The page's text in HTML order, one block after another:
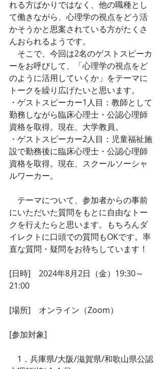
れる方ばかりではなく、他の職種とし
て働きながら、心理学の視点をどう活
かそうかと思案されている方がたくさ
んおられるようです。
そこで、今回は2名のゲストスピーカ
ーをお呼びして、「心理学の視点をど
のように活用していくか」をテーマに
トークを繰り広げたいと思います。
・ゲストスピーカー1人目：教師として
勤務しながら臨床心理士・公認心理師
資格を取得。現在、大学教員。
・ゲストスピーカー2人目：児童福祉施
設で勤務後に臨床心理士・公認心理師
資格を取得。現在、スクールソーシャ
ルワーカー。
テーマについて、参加者からの事前
にいただいた質問をもとに自由なトー
クを行えたらと思います。もちろんダ
イレクトに口頭での質問もOKです。率
直な質問・疑問をお待ちしています！
[日時]　2024年8月2日（金）19:30～
21:00
[場所]　オンライン（Zoom）
[参加対象]
1．兵庫県/大阪/滋賀県/和歌山県公認